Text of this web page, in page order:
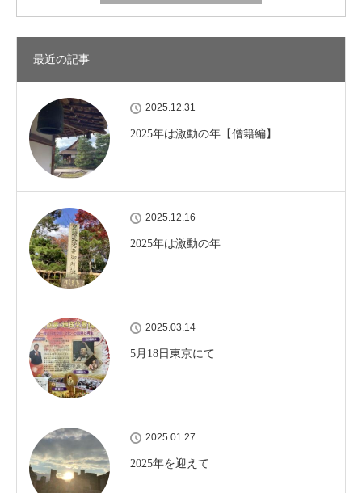
最近の記事
2025.12.31
2025年は激動の年【僧籍編】
2025.12.16
2025年は激動の年
2025.03.14
5月18日東京にて
2025.01.27
2025年を迎えて